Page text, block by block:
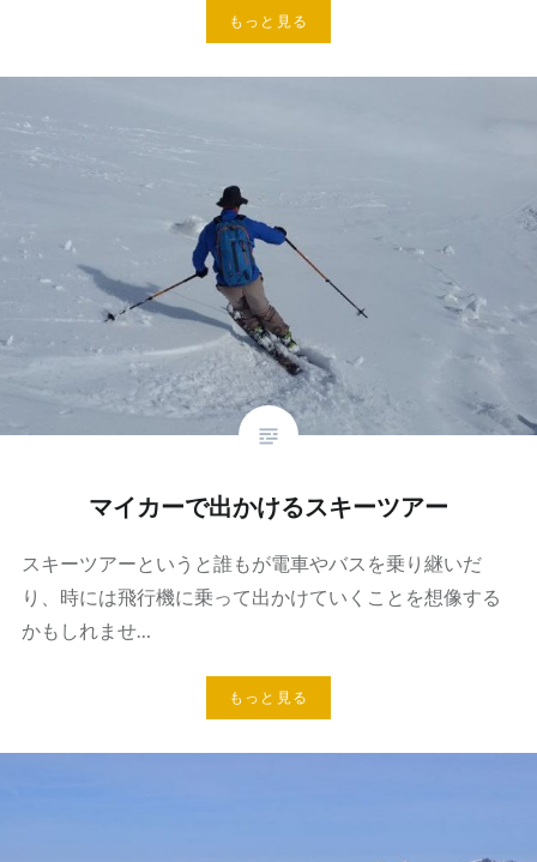
もっと見る
マイカーで出かけるスキーツアー
スキーツアーというと誰もが電車やバスを乗り継いだ
り、時には飛行機に乗って出かけていくことを想像する
かもしれませ…
もっと見る